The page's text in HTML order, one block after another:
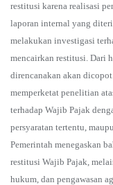
restitusi karena realisasi
laporan internal yang
melakukan investigasi
mencairkan restitusi. Dari
direncanakan akan
memperketat penelitian
terhadap Wajib Pajak
persyaratan tertentu,
Pemerintah menegaskan
restitusi Wajib Pajak,
hukum, dan pengawasan